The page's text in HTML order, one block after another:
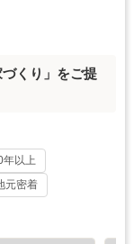
くり」をご提
年以上
元密着